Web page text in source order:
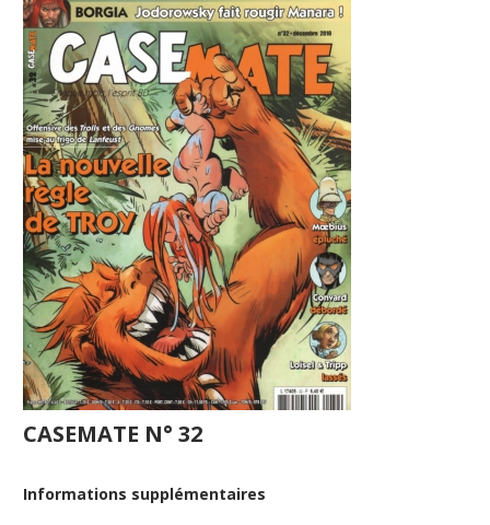
CASEMATE N° 32
Informations supplémentaires